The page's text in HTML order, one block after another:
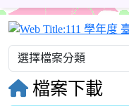
檔案下載